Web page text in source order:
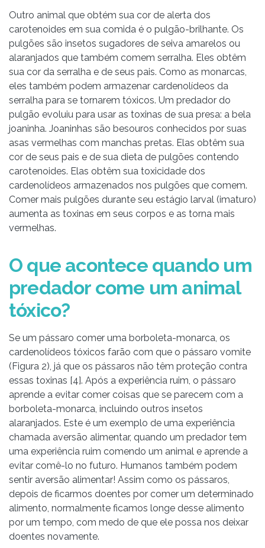
Outro animal que obtém sua cor de alerta dos
carotenoides em sua comida é o pulgão-brilhante. Os
pulgões são insetos sugadores de seiva amarelos ou
alaranjados que também comem serralha. Eles obtêm
sua cor da serralha e de seus pais. Como as monarcas,
eles também podem armazenar cardenolídeos da
serralha para se tornarem tóxicos. Um predador do
pulgão evoluiu para usar as toxinas de sua presa: a bela
joaninha. Joaninhas são besouros conhecidos por suas
asas vermelhas com manchas pretas. Elas obtêm sua
cor de seus pais e de sua dieta de pulgões contendo
carotenoides. Elas obtêm sua toxicidade dos
cardenolídeos armazenados nos pulgões que comem.
Comer mais pulgões durante seu estágio larval (imaturo)
aumenta as toxinas em seus corpos e as torna mais
vermelhas.
O que acontece quando um
predador come um animal
tóxico?
Se um pássaro comer uma borboleta-monarca, os
cardenolídeos tóxicos farão com que o pássaro vomite
(Figura 2), já que os pássaros não têm proteção contra
essas toxinas [4]. Após a experiência ruim, o pássaro
aprende a evitar comer coisas que se parecem com a
borboleta-monarca, incluindo outros insetos
alaranjados. Este é um exemplo de uma experiência
chamada aversão alimentar, quando um predador tem
uma experiência ruim comendo um animal e aprende a
evitar comê-lo no futuro. Humanos também podem
sentir aversão alimentar! Assim como os pássaros,
depois de ficarmos doentes por comer um determinado
alimento, normalmente ficamos longe desse alimento
por um tempo, com medo de que ele possa nos deixar
doentes novamente.